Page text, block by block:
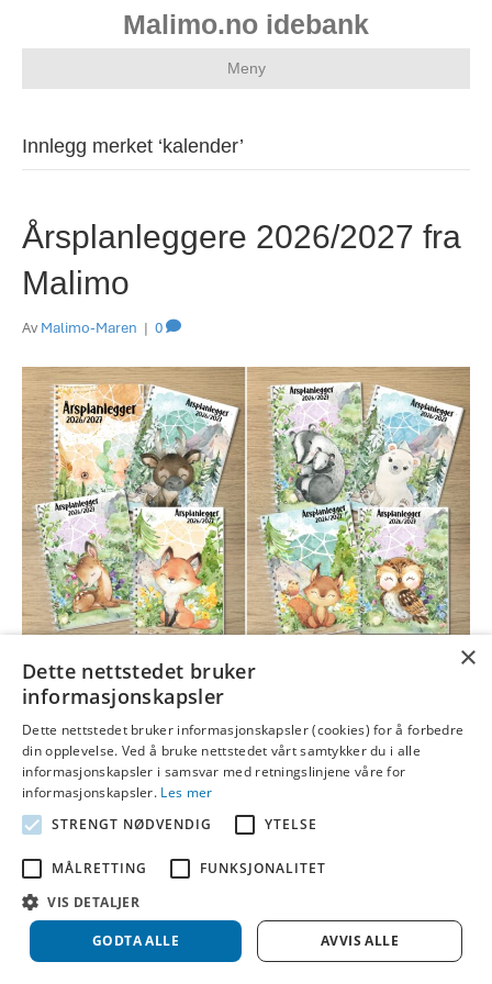
Malimo.no idebank
Meny
Innlegg merket ‘kalender’
Årsplanleggere 2026/2027 fra
Malimo
Av Malimo-Maren | 0
Årsplanleggere for 2026/2027 blir det niende året på rad med
minst artig å se dem i bruk rundt omkring både i barnehager, skoler
og ellers. I dette innlegget vil jeg fortelle deg mer om årets format,
målformer og designalternativer! Både de digitale og…
Les mer
© 2026 Idebank Powered by
×
Dette nettstedet bruker
informasjonskapsler
Dette nettstedet bruker informasjonskapsler (cookies) for å forbedre
din opplevelse. Ved å bruke nettstedet vårt samtykker du i alle
informasjonskapsler i samsvar med retningslinjene våre for
informasjonskapsler. Les mer
STRENGT NØDVENDIG
YTELSE
MÅLRETTING
FUNKSJONALITET
VIS DETALJER
GODTA ALLE AVVIS ALLE